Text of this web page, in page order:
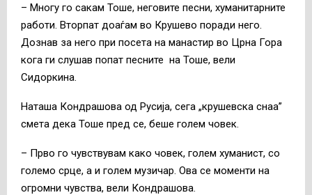
– Многу го сакам Тоше, неговите песни, хуманитарните
работи. Вторпат доаѓам во Крушево поради него.
Дознав за него при посета на манастир во Црна Гора
кога ги слушав попат песните на Тоше, вели
Сидоркина.
Наташа Кондрашова од Русија, сега „крушевска снаа”
смета дека Тоше пред се, беше голем човек.
– Прво го чувствувам како човек, голем хуманист, со
големо срце, а и голем музичар. Ова се моменти на
огромни чувства, вели Кондрашова.